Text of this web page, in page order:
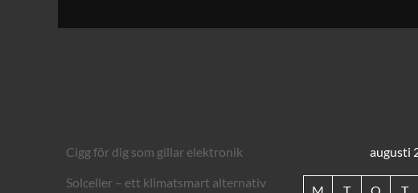
Cigg för dig som gillar elektronik
Solceller – ett klimatsmart alternativ
augusti